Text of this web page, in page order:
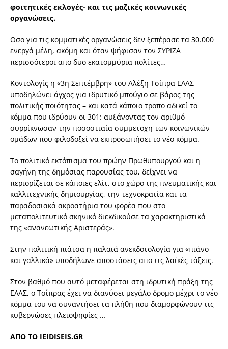
φοιτητικές εκλογές- και τις μαζικές κοινωνικές
οργανώσεις.
Οσο για τις κομματικές οργανώσεις δεν ξεπέρασε τα 30.000
ενεργά μέλη, ακόμη και όταν ψήφισαν τον ΣΥΡΙΖΑ
περισσότεροι απο δυο εκατομμύρια πολίτες…
Κοντολογίς η «3η Σεπτέμβρη» του Αλέξη Τσίπρα ΕΛΑΣ
υποδηλώνει άγχος για ιδρυτικό μπούγιο σε βάρος της
πολιτικής ποιότητας – και κατά κάποιο τροπο αδικεί το
κόμμα που ιδρύουν οι 301: αυξάνοντας τον αριθμό
συρρίκνωσαν την ποσοστιαία συμμετοχη των κοινωνικών
ομάδων που φιλοδοξεί να εκπροσωπήσει το νέο κόμμα.
Το πολιτικό εκτόπισμα του πρώην Πρωθυπουργού και η
σαγήνη της δημόσιας παρουσίας του, δείχνει να
περιορίζεται σε κάποιες ελίτ, στο χώρο της πνευματικής και
καλλιτεχνικής δημιουργίας, την τεχνοκρατία και τα
παραδοσιακά ακροατήρια του φορέα που στο
μεταπολιτευτικό σκηνικό διεκδικούσε τα χαρακτηριστικά
της «ανανεωτικής Αριστεράς».
Στην πολιτική πιάτσα η παλαιά ανεκδοτολογία για «πιάνο
και γαλλικά» υποδήλωνε αποστάσεις απο τις λαϊκές τάξεις.
Στον βαθμό που αυτό μεταφέρεται στη ιδρυτική πράξη της
ΕΛΑΣ, ο Τσίπρας έχει να διανύσει μεγάλο δρομο μέχρι το νέο
κόμμα του να συναντήσει τα πλήθη που διαμορφώνουν τις
κυβερνώσες πλειοψηφίες …
AΠΟ ΤΟ IEIDISEIS.GR